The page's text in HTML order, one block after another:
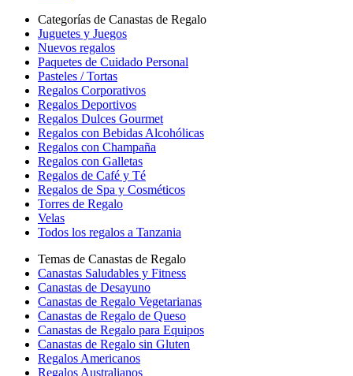
Categorías de Canastas de Regalo
Juguetes y Juegos
Nuevos regalos
Paquetes de Cuidado Personal
Pasteles / Tortas
Regalos Corporativos
Regalos Deportivos
Regalos Dulces Gourmet
Regalos con Bebidas Alcohólicas
Regalos con Champaña
Regalos con Galletas
Regalos de Café y Té
Regalos de Spa y Cosméticos
Torres de Regalo
Velas
Todos los regalos a Tanzania
Temas de Canastas de Regalo
Canastas Saludables y Fitness
Canastas de Desayuno
Canastas de Regalo Vegetarianas
Canastas de Regalo de Queso
Canastas de Regalo para Equipos
Canastas de Regalo sin Gluten
Regalos Americanos
Regalos Australianos